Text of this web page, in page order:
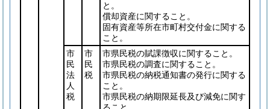
と。
償却資産に関すること。
固有資産等所在市町村交付金に関する
こと。
市
民
法
人
税
市
民
税
市県民税の賦課徴収に関すること。
市県民税の調査に関すること。
市県民税の納税通知書の発行に関する
こと。
市県民税の納期限延長及び減免に関す